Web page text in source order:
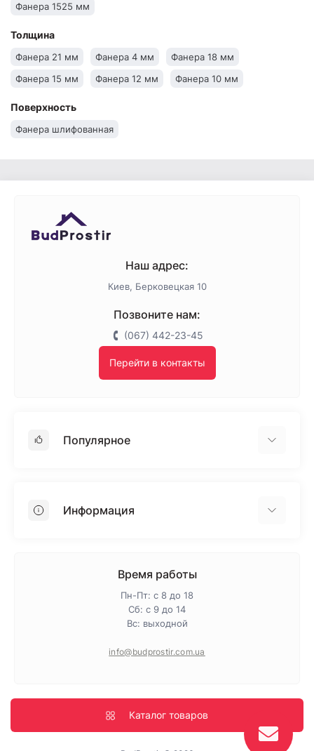
Фанера 1525 мм
Толщина
Фанера 21 мм Фанера 4 мм
Фанера 18 мм
Фанера 15 мм
Фанера 12 мм Фанера 10 мм
Поверхность
Фанера шлифованная
Наш адрес:
Киев, Берковецкая 10
Позвоните нам:
(067) 442-23-45
Перейти в контакты
Популярное
ПенопластИнформация
Политика конфиденциальности
Время работы
Пн-Пт: с 8 до 18
Сб: с 9 до 14
Вс: выходной
info@budprostir.com.ua
Каталог товаров